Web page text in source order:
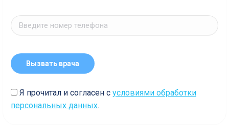
Я прочитал и согласен с условиями обработки
персональных данных.